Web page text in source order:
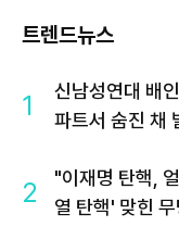
트렌드뉴스
1
신남성연대 배
파트서 숨진 채
2
"이재명 탄핵,
열 탄핵' 맞힌